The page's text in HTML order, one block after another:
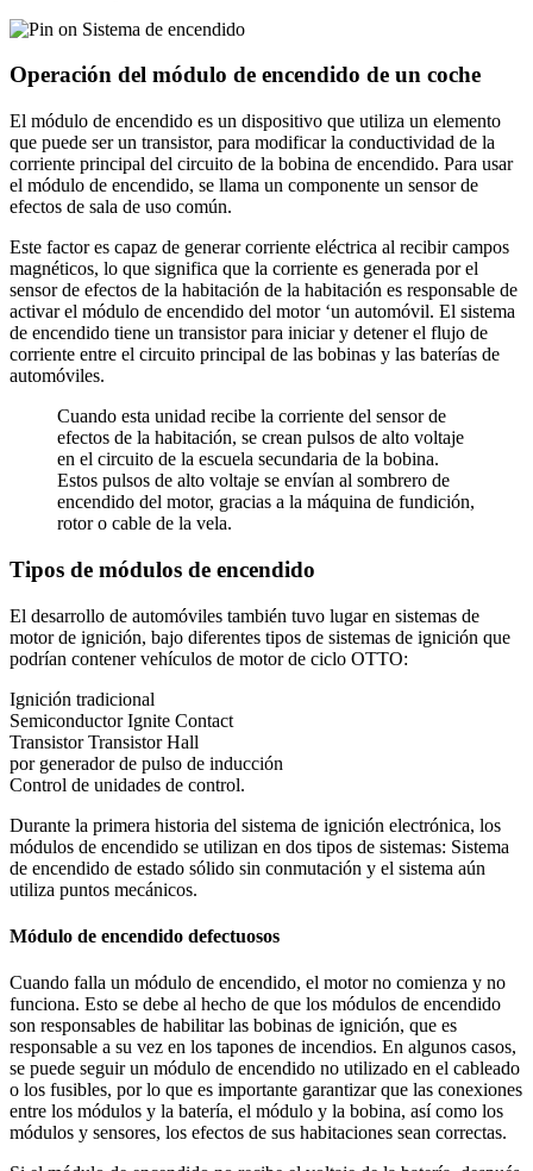
Operación del módulo de encendido de un coche
El módulo de encendido es un dispositivo que utiliza un elemento
que puede ser un transistor, para modificar la conductividad de la
corriente principal del circuito de la bobina de encendido. Para usar
el módulo de encendido, se llama un componente un sensor de
efectos de sala de uso común.
Este factor es capaz de generar corriente eléctrica al recibir campos
magnéticos, lo que significa que la corriente es generada por el
sensor de efectos de la habitación de la habitación es responsable de
activar el módulo de encendido del motor ‘un automóvil. El sistema
de encendido tiene un transistor para iniciar y detener el flujo de
corriente entre el circuito principal de las bobinas y las baterías de
automóviles.
Cuando esta unidad recibe la corriente del sensor de
efectos de la habitación, se crean pulsos de alto voltaje
en el circuito de la escuela secundaria de la bobina.
Estos pulsos de alto voltaje se envían al sombrero de
encendido del motor, gracias a la máquina de fundición,
rotor o cable de la vela.
Tipos de módulos de encendido
El desarrollo de automóviles también tuvo lugar en sistemas de
motor de ignición, bajo diferentes tipos de sistemas de ignición que
podrían contener vehículos de motor de ciclo OTTO:
Ignición tradicional
Semiconductor Ignite Contact
Transistor Transistor Hall
por generador de pulso de inducción
Control de unidades de control.
Durante la primera historia del sistema de ignición electrónica, los
módulos de encendido se utilizan en dos tipos de sistemas: Sistema
de encendido de estado sólido sin conmutación y el sistema aún
utiliza puntos mecánicos.
Módulo de encendido defectuosos
Cuando falla un módulo de encendido, el motor no comienza y no
funciona. Esto se debe al hecho de que los módulos de encendido
son responsables de habilitar las bobinas de ignición, que es
responsable a su vez en los tapones de incendios. En algunos casos,
se puede seguir un módulo de encendido no utilizado en el cableado
o los fusibles, por lo que es importante garantizar que las conexiones
entre los módulos y la batería, el módulo y la bobina, así como los
módulos y sensores, los efectos de sus habitaciones sean correctas.